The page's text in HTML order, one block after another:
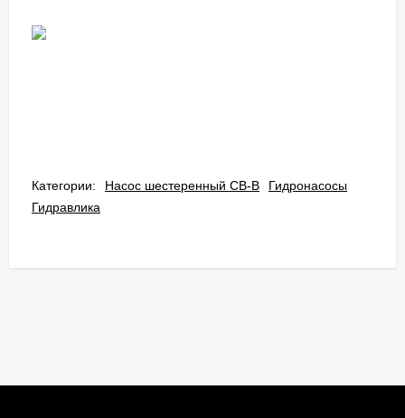
Категории: Насос шестеренный СВ-В
Гидронасосы
Гидравлика